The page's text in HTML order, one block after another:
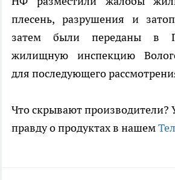
плесень, разрушения и
затем были переданы в
жилищную инспекцию
для последующего
Что скрывают производители?
правду о продуктах в нашем